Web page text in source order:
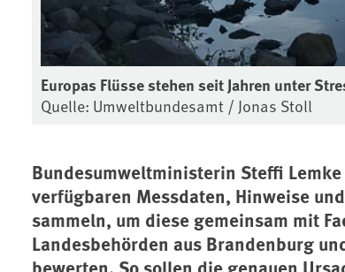
Europas Flüsse stehen seit Jahren unter
Quelle: Umweltbundesamt / Jonas Stoll
Bundesumweltministerin Steffi
verfügbaren Messdaten, Hinweise
sammeln, um diese gemeinsam mit
Landesbehörden aus Brandenburg